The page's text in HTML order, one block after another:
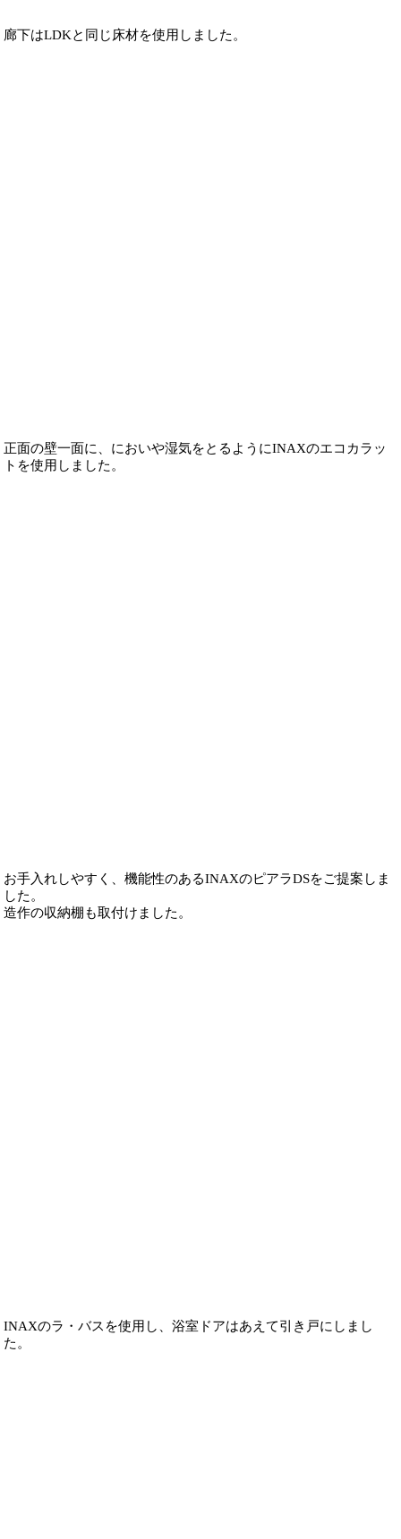
廊下はLDKと同じ床材を使用しました。
正面の壁一面に、においや湿気をとるようにINAXのエコカラッ
トを使用しました。
お手入れしやすく、機能性のあるINAXのピアラDSをご提案しま
した。
造作の収納棚も取付けました。
INAXのラ・バスを使用し、浴室ドアはあえて引き戸にしまし
た。